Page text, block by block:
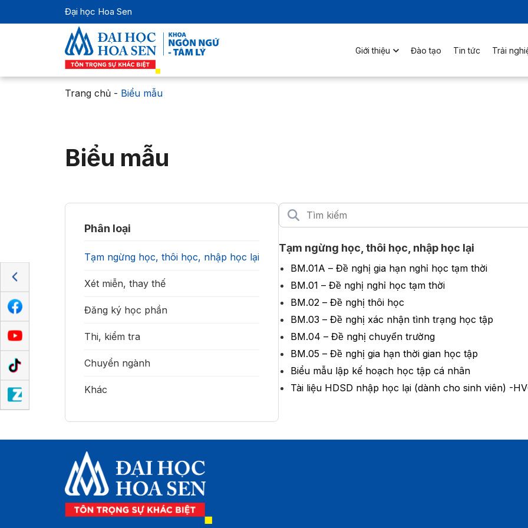
Đại học Hoa Sen
Giới thiệu Đào tạo Tin tức Trải
Trang chủ- Biểu mẫu
Biểu mẫu
Phân loại
Tạm ngừng học, thôi học, nhập học lại
Xét miễn, thay thế
Đăng ký học phần
Thi, kiểm tra
Chuyển ngành
Khác
Tạm ngừng học, thôi học, nhập học lại
BM.01A – Đề nghị gia hạn nghỉ học tạm thời
BM.01 – Đề nghị nghỉ học tạm thời
BM.02 – Đề nghị thôi học
BM.03 – Đề nghị xác nhận tình trạng học tập
BM.04 – Đề nghị chuyển trường
BM.05 – Đề nghị gia hạn thời gian học tập
Biểu mẫu lập kế hoạch học tập cá nhân
Tài liệu HDSD nhập học lại (dành cho sinh viên) -